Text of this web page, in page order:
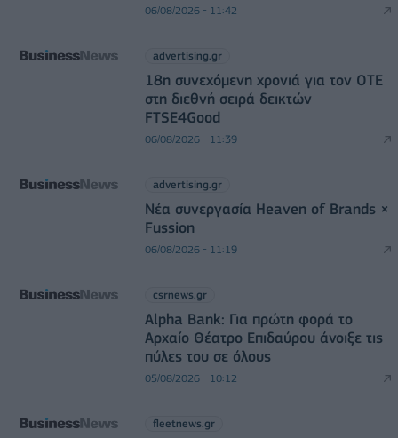
06/08/2026 - 11:42
advertising.gr
18η συνεχόμενη χρονιά για τον ΟΤΕ
στη διεθνή σειρά δεικτών
FTSE4Good
06/08/2026 - 11:39
advertising.gr
Νέα συνεργασία Heaven of Brands ×
Fussion
06/08/2026 - 11:19
csrnews.gr
Alpha Bank: Για πρώτη φορά το
Αρχαίο Θέατρο Επιδαύρου άνοιξε τις
πύλες του σε όλους
05/08/2026 - 10:12
fleetnews.gr